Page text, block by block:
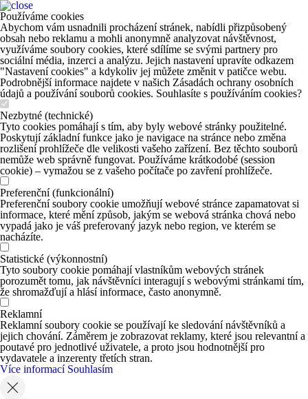
Používáme cookies
Abychom vám usnadnili procházení stránek, nabídli přizpůsobený
obsah nebo reklamu a mohli anonymně analyzovat návštěvnost,
využíváme soubory cookies, které sdílíme se svými partnery pro
sociální média, inzerci a analýzu. Jejich nastavení upravíte odkazem
"Nastavení cookies" a kdykoliv jej můžete změnit v patičce webu.
Podrobnější informace najdete v našich Zásadách ochrany osobních
údajů a používání souborů cookies. Souhlasíte s používáním cookies?
Nezbytné (technické)
Tyto cookies pomáhají s tím, aby byly webové stránky použitelné.
Poskytují základní funkce jako je navigace na stránce nebo změna
rozlišení prohlížeče dle velikosti vašeho zařízení. Bez těchto souborů
nemůže web správně fungovat. Používáme krátkodobé (session
cookie) – vymažou se z vašeho počítače po zavření prohlížeče.
Preferenční (funkcionální)
Preferenční soubory cookie umožňují webové stránce zapamatovat si
informace, které mění způsob, jakým se webová stránka chová nebo
vypadá jako je váš preferovaný jazyk nebo region, ve kterém se
nacházíte.
Statistické (výkonnostní)
Tyto soubory cookie pomáhají vlastníkům webových stránek
porozumět tomu, jak návštěvníci interagují s webovými stránkami tím,
že shromažďují a hlásí informace, často anonymně.
Reklamní
Reklamní soubory cookie se používají ke sledování návštěvníků a
jejich chování. Záměrem je zobrazovat reklamy, které jsou relevantní a
poutavé pro jednotlivé uživatele, a proto jsou hodnotnější pro
vydavatele a inzerenty třetích stran.
Více informací Souhlasím